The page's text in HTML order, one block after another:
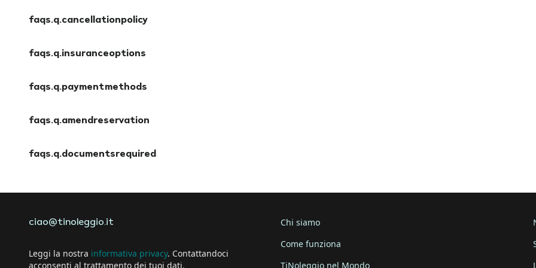
faqs.q.cancellationpolicy
faqs.q.insuranceoptions
faqs.q.paymentmethods
faqs.q.amendreservation
faqs.q.documentsrequired
ciao@tinoleggio.it
Leggi la nostra informativa privacy. Contattandoci
acconsenti al trattamento dei tuoi dati.
Chi siamo
Come funziona
TiNoleggio nel Mondo